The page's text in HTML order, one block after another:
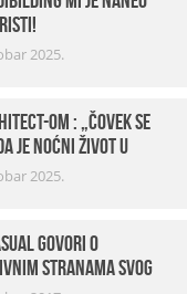
2025.
om : „Čovek se
je noćni život u
najmanje vidim
2025.
govori o
stranama svog